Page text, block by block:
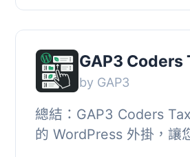
GAP3 Coders
by GAP3
總結：GAP3 Coders
的 WordPress 外掛，讓